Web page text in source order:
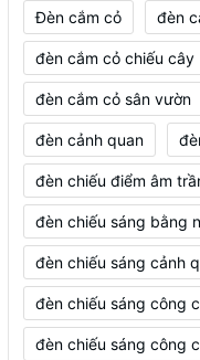
Đèn cắm cỏ đèn
đèn cắm cỏ chiếu cây
đèn cắm cỏ sân vườn
đèn cảnh quan
đèn chiếu điểm âm
đèn chiếu sáng bằng
đèn chiếu sáng cảnh
đèn chiếu sáng công
đèn chiếu sáng công